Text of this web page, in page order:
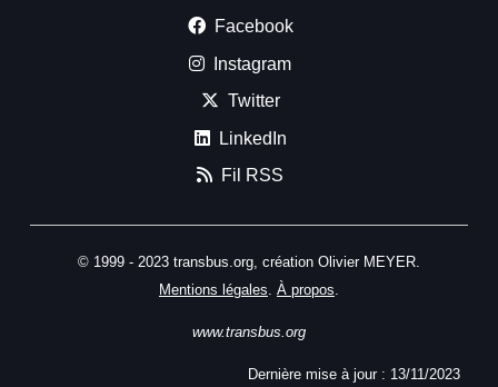
Facebook
Instagram
Twitter
LinkedIn
Fil RSS
© 1999 - 2023 transbus.org, création Olivier MEYER.
Mentions légales. À propos.
www.transbus.org
Dernière mise à jour : 13/11/2023